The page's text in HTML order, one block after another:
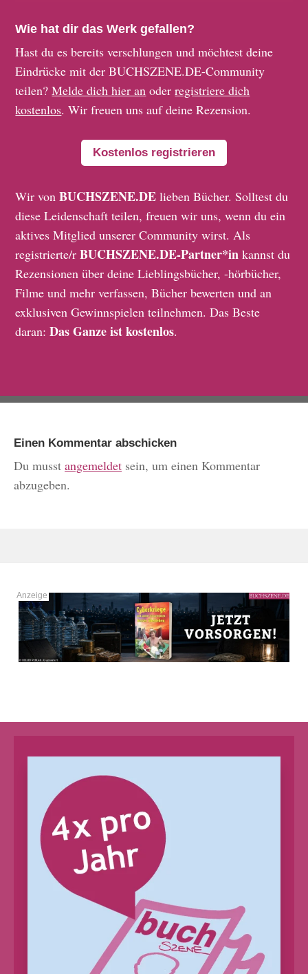
Wie hat dir das Werk gefallen?
Hast du es bereits verschlungen und möchtest deine
Eindrücke mit der BUCHSZENE.DE-Community
teilen?Melde dich hier an oderregistriere dich
kostenlos. Wir freuen uns auf deine Rezension.
Kostenlos registrieren
Wir vonBUCHSZENE.DE lieben Bücher. Solltest du
diese Leidenschaft teilen, freuen wir uns, wenn du ein
aktives Mitglied unserer Community wirst. Als
registrierte/rBUCHSZENE.DE-Partner*in kannst du
Rezensionen über deine Lieblingsbücher, -hörbücher,
Filme und mehr verfassen, Bücher bewerten und an
exklusiven Gewinnspielen teilnehmen. Das Beste
daran:Das Ganze ist kostenlos.
Einen Kommentar abschicken
Du musst angemeldet sein, um einen Kommentar
abzugeben.